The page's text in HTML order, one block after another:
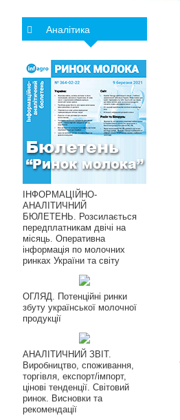
Аналітика
ІНФОРМАЦІЙНО-
АНАЛІТИЧНИЙ
БЮЛЕТЕНЬ. Розсилається
передплатникам двічі на
місяць. Оперативна
інформація по молочних
ринках України та світу
ОГЛЯД. Потенційні ринки
збуту української молочної
продукції
АНАЛІТИЧНИЙ ЗВІТ.
Виробництво, споживання,
торгівля, експорт/імпорт,
цінові тенденції. Світовий
ринок. Висновки та
рекомендації